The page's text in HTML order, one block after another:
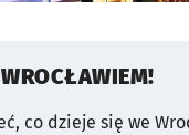
co dzieje się we